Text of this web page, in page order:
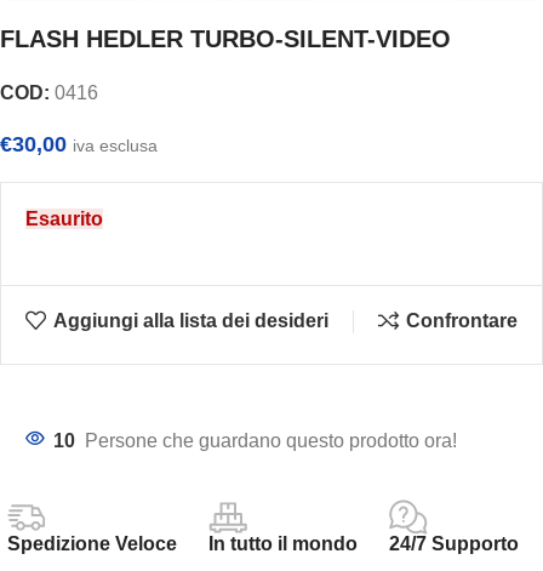
FLASH HEDLER TURBO-SILENT-VIDEO
COD: 0416
€30,00 iva esclusa
Esaurito
Aggiungi alla lista dei desideri Confrontare
10 Persone che guardano questo prodotto ora!
Spedizione Veloce In tutto il mondo 24/7 Supporto